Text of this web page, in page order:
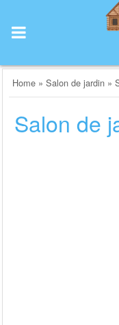
content
Home »Salon de jardin »
Salon de